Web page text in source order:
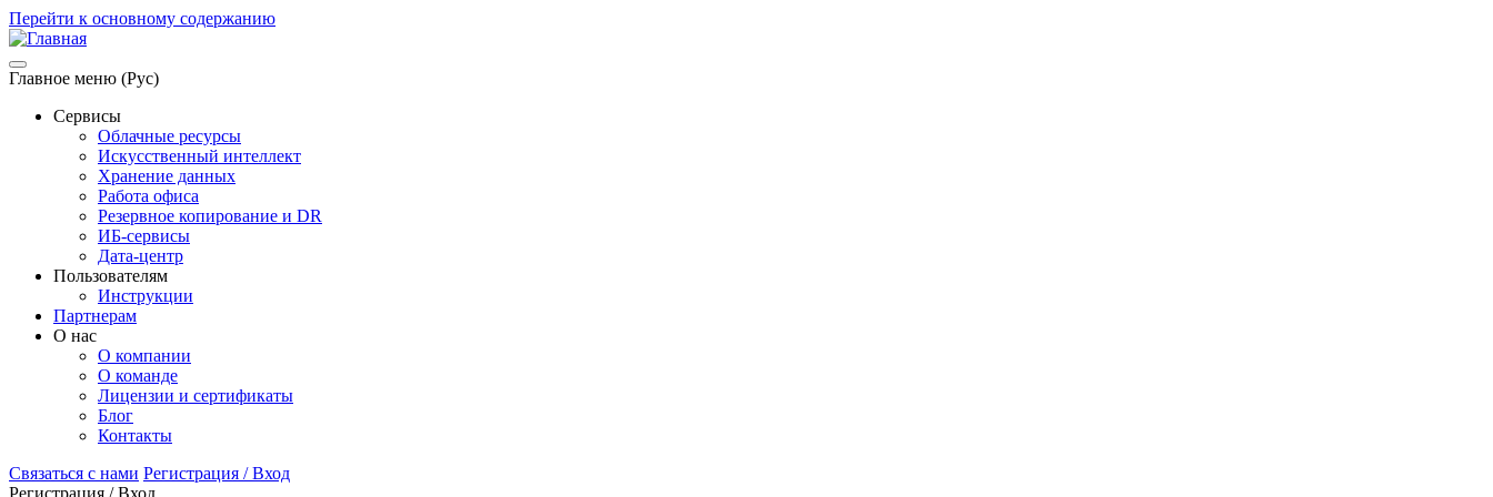
Перейти к основному содержанию
Главное меню (Рус)
Сервисы
Облачные ресурсы
Искусственный интеллект
Хранение данных
Работа офиса
Резервное копирование и DR
ИБ-сервисы
Дата-центр
Пользователям
Инструкции
Партнерам
О нас
О компании
О команде
Лицензии и сертификаты
Блог
Контакты
Связаться с нами Регистрация / Вход
Регистрация / Вход